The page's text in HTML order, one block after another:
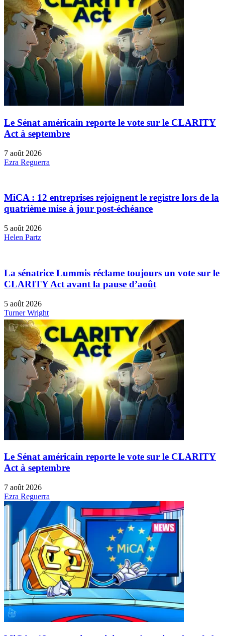
Le Sénat américain reporte le vote sur le CLARITY
Act à septembre
7 août 2026
Ezra Reguerra
MiCA : 12 entreprises rejoignent le registre lors de la
quatrième mise à jour post-échéance
5 août 2026
Helen Partz
La sénatrice Lummis réclame toujours un vote sur le
CLARITY Act avant la pause d’août
5 août 2026
Turner Wright
Le Sénat américain reporte le vote sur le CLARITY
Act à septembre
7 août 2026
Ezra Reguerra